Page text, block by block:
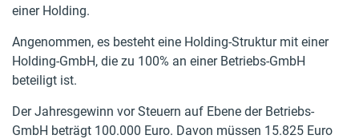
einer Holding.
Angenommen, es besteht eine Holding-Struktur mit einer
Holding-GmbH, die zu 100% an einer Betriebs-GmbH
beteiligt ist.
Der Jahresgewinn vor Steuern auf Ebene der Betriebs-
GmbH beträgt 100.000 Euro. Davon müssen 15.825 Euro